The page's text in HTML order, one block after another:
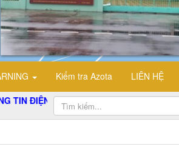
Kiểm tra Azota
LIÊN HỆ
TỬ TỔ TIN HỌC TRƯỜNG THPT ĐỖ